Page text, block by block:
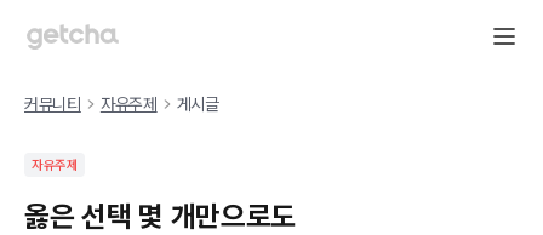
커뮤니티 자유주제 게시글
자유주제
옳은 선택 몇 개만으로도